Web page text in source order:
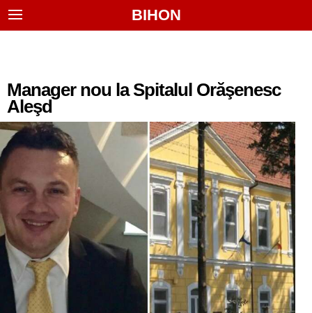
BIHON
Manager nou la Spitalul Orăşenesc
Aleşd